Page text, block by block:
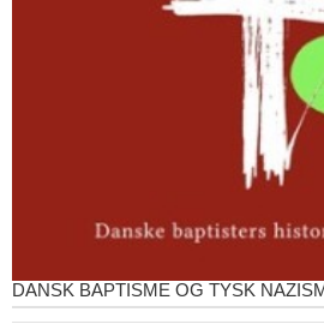
DANSK BAPTISME OG TYSK